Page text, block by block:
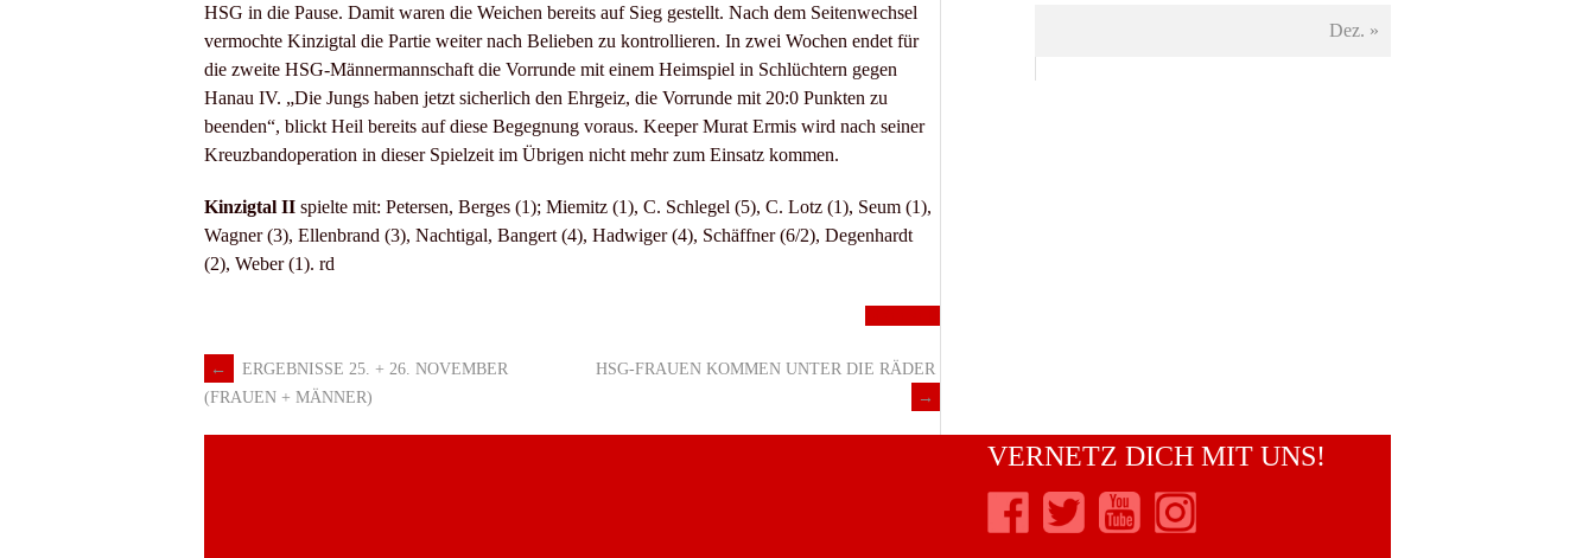
HSG in die Pause. Damit waren die Weichen bereits auf Sieg gestellt. Nach dem Seitenwechsel
vermochte Kinzigtal die Partie weiter nach Belieben zu kontrollieren. In zwei Wochen endet für
die zweite HSG-Männermannschaft die Vorrunde mit einem Heimspiel in Schlüchtern gegen
Hanau IV. „Die Jungs haben jetzt sicherlich den Ehrgeiz, die Vorrunde mit 20:0 Punkten zu
beenden“, blickt Heil bereits auf diese Begegnung voraus. Keeper Murat Ermis wird nach seiner
Kreuzbandoperation in dieser Spielzeit im Übrigen nicht mehr zum Einsatz kommen.
Kinzigtal II spielte mit: Petersen, Berges (1); Miemitz (1), C. Schlegel (5), C. Lotz (1), Seum (1),
Wagner (3), Ellenbrand (3), Nachtigal, Bangert (4), Hadwiger (4), Schäffner (6/2), Degenhardt
(2), Weber (1). rd
Artikel-
Navigation
←
ERGEBNISSE 25. + 26. NOVEMBER
(FRAUEN + MÄNNER)
HSG-FRAUEN KOMMEN UNTER DIE RÄDER
→
Dez. »
VERNETZ DICH MIT UNS!